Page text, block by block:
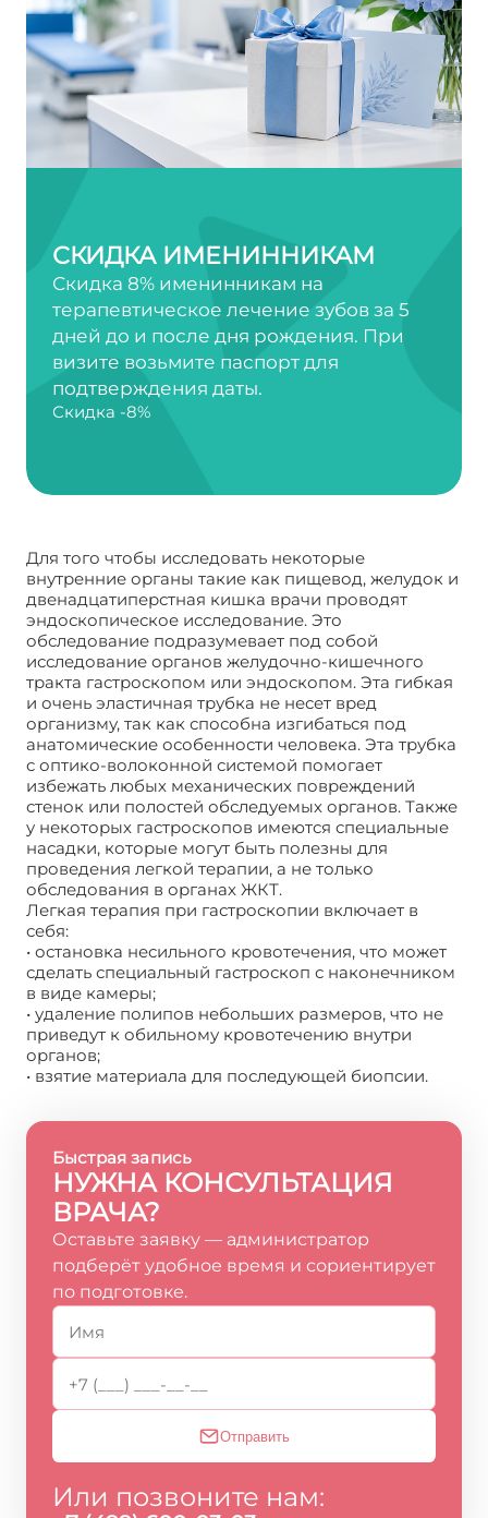
СКИДКА ИМЕНИННИКАМ
Скидка 8% именинникам на
терапевтическое лечение зубов за 5
дней до и после дня рождения. При
визите возьмите паспорт для
подтверждения даты.
Скидка -8%
Для того чтобы исследовать некоторые
внутренние органы такие как пищевод, желудок и
двенадцатиперстная кишка врачи проводят
эндоскопическое исследование. Это
обследование подразумевает под собой
исследование органов желудочно-кишечного
тракта гастроскопом или эндоскопом. Эта гибкая
и очень эластичная трубка не несет вред
организму, так как способна изгибаться под
анатомические особенности человека. Эта трубка
с оптико-волоконной системой помогает
избежать любых механических повреждений
стенок или полостей обследуемых органов. Также
у некоторых гастроскопов имеются специальные
насадки, которые могут быть полезны для
проведения легкой терапии, а не только
обследования в органах ЖКТ.
Легкая терапия при гастроскопии включает в
себя:
• остановка несильного кровотечения, что может
сделать специальный гастроскоп с наконечником
в виде камеры;
• удаление полипов небольших размеров, что не
приведут к обильному кровотечению внутри
органов;
• взятие материала для последующей биопсии.
Быстрая запись
НУЖНА КОНСУЛЬТАЦИЯ
ВРАЧА?
Оставьте заявку — администратор
подберёт удобное время и сориентирует
по подготовке.
Отправить
Или позвоните нам: